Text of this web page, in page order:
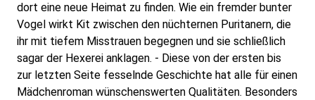
dort eine neue Heimat zu finden. Wie ein fremder bunter
Vogel wirkt Kit zwischen den nüchternen Puritanern, die
ihr mit tiefem Misstrauen begegnen und sie schließlich
sagar der Hexerei anklagen. - Diese von der ersten bis
zur letzten Seite fesselnde Geschichte hat alle für einen
Mädchenroman wünschenswerten Qualitäten. Besonders